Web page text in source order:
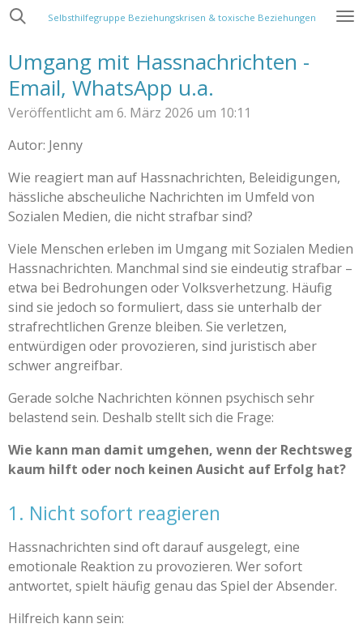
Zum
springen
Selbsthilfegruppe Beziehungskrisen & toxische Beziehungen
Umgang mit Hassnachrichten -
Email, WhatsApp u.a.
Veröffentlicht am 6. März 2026 um 10:11
Autor: Jenny
Wie reagiert man auf Hassnachrichten, Beleidigungen,
hässliche abscheuliche Nachrichten im Umfeld von
Sozialen Medien, die nicht strafbar sind?
Viele Menschen erleben im Umgang mit Sozialen Medien
Hassnachrichten. Manchmal sind sie eindeutig strafbar –
etwa bei Bedrohungen oder Volksverhetzung. Häufig
sind sie jedoch so formuliert, dass sie unterhalb der
strafrechtlichen Grenze bleiben. Sie verletzen,
entwürdigen oder provozieren, sind juristisch aber
schwer angreifbar.
Gerade solche Nachrichten können psychisch sehr
belastend sein. Deshalb stellt sich die Frage:
Wie kann man damit umgehen, wenn der Rechtsweg
kaum hilft oder noch keinen Ausicht auf Erfolg hat?
1. Nicht sofort reagieren
Hassnachrichten sind oft darauf ausgelegt, eine
emotionale Reaktion zu provozieren. Wer sofort
antwortet, spielt häufig genau das Spiel der Absender.
Hilfreich kann sein: